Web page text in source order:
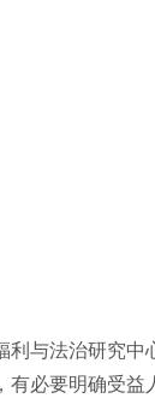
利与法治研究中
有必要明确受益